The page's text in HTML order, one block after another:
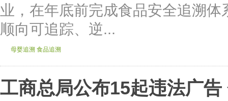
业，在年底前完成食品安全追溯
顺向可追踪、逆...
母婴追溯 食品追溯
工商总局公布15起违法广